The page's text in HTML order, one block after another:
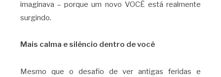
imaginava – porque um novo VOCÊ está realmente
surgindo.
Mais calma e silêncio dentro de você
Mesmo que o desafio de ver antigas feridas e